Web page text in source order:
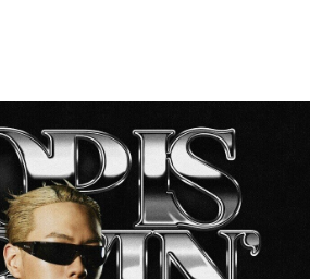
обсуждение